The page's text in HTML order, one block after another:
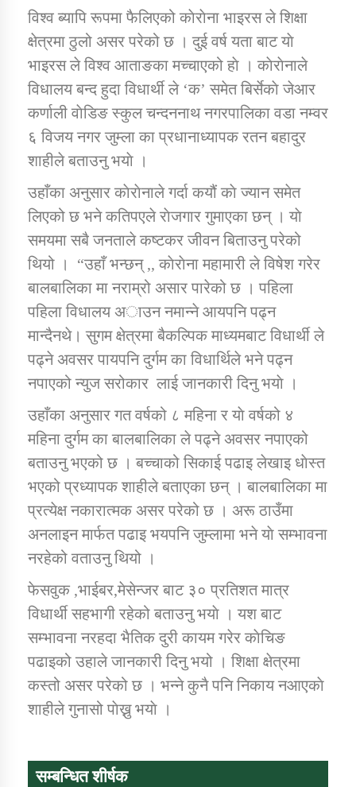
कार्यक्रम कार्यान्वयन एकाई जुम्लाको सुचना
कर्णाली प्राविधि शिक्षालय जुम्लाको सुचना
तातोपानी गाउँपालिकाको न्यायिक समिति सम्बन्धी सन्देश
तातोपानी गाउँपालिका जुम्लाको महिला तथा लैङ्गिक हिंसा
सम्बन्धी सूचना सन्देश
तातोपानी गाउँपालिका जुम्लाको महिनावारी सम्बन्धिकाे
सन्देश
तातोपानी गाउँपालिका जुम्लाको बालविवाह सन्देश
तातोपानी गाउँपालिका जुम्लाको सूचना
विश्व ब्यापि रूपमा फैलिएको काेराेना भाइरस ले शिक्षा
क्षेत्रमा ठुलो असर परेको छ । दुई वर्ष यता बाट याे
भाइरस ले विश्व आताङका मच्चाएको हाे । काेराेनाले
विधालय बन्द हुदा विधार्थी ले ‘क’ समेत बिर्सेकाे जेआर
कर्णाली वाेडिङ स्कुल चन्दननाथ नगरपालिका वडा नम्वर
६ विजय नगर जुम्ला का प्रधानाध्यापक रतन बहादुर
शाहीले बताउनु भयाे ।
उहाँका अनुसार काेराेनाले गर्दा कयौं काे ज्यान समेत
लिएको छ भने कतिपएले राेजगार गुमाएका छन् । याे
समयमा सबै जनताले कष्टकर जीवन बिताउनु परेको
थियो । “उहाँ भन्छन् ,, काेराेना महामारी ले विषेश गरेर
बालबालिका मा नराम्रो असार पारेको छ । पहिला
पहिला विधालय अाउन नमान्ने आयपनि पढ्न
मान्दैनथे। सुगम क्षेत्रमा बैकल्पिक माध्यमबाट विधार्थी ले
पढ्ने अवसर पायपनि दुर्गम का विधार्थिले भने पढ्न
नपाएको न्युज सरोकार लाई जानकारी दिनु भयाे ।
उहाँका अनुसार गत वर्षको ८ महिना र याे वर्षको ४
महिना दुर्गम का बालबालिका ले पढ्ने अवसर नपाएको
बताउनु भएको छ । बच्चाको सिकाई पढाइ लेखाइ धाेस्त
भएको प्रध्यापक शाहीले बताएका छन् । बालबालिका मा
प्रत्येक्ष नकारात्मक असर परेको छ । अरू ठाउँमा
अनलाइन मार्फत पढाइ भयपनि जुम्लामा भने याे सम्भावना
नरहेको वताउनु थियो ।
फेसवुक ,भाईबर,मेसेन्जर बाट ३० प्रतिशत मात्र
विधार्थी सहभागी रहेको बताउनु भयाे । यश बाट
सम्भावना नरहदा भैतिक दुरी कायम गरेर काेचिङ
पढाइको उहाले जानकारी दिनु भयो । शिक्षा क्षेत्रमा
कस्तो असर परेको छ । भन्ने कुनै पनि निकाय नआएकाे
शाहीले गुनासो पाेख्नु भयाे ।
सम्बन्धित शीर्षक